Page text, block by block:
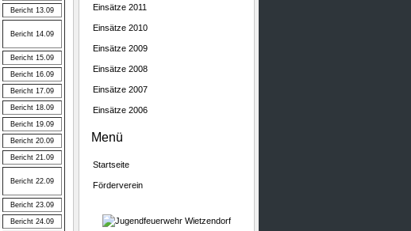
Bericht 13.09
Bericht 14.09
Bericht 15.09
Bericht 16.09
Bericht 17.09
Bericht 18.09
Bericht 19.09
Bericht 20.09
Bericht 21.09
Bericht 22.09
Bericht 23.09
Bericht 24.09
Einsätze 2011
Einsätze 2010
Einsätze 2009
Einsätze 2008
Einsätze 2007
Einsätze 2006
Menü
Startseite
Förderverein